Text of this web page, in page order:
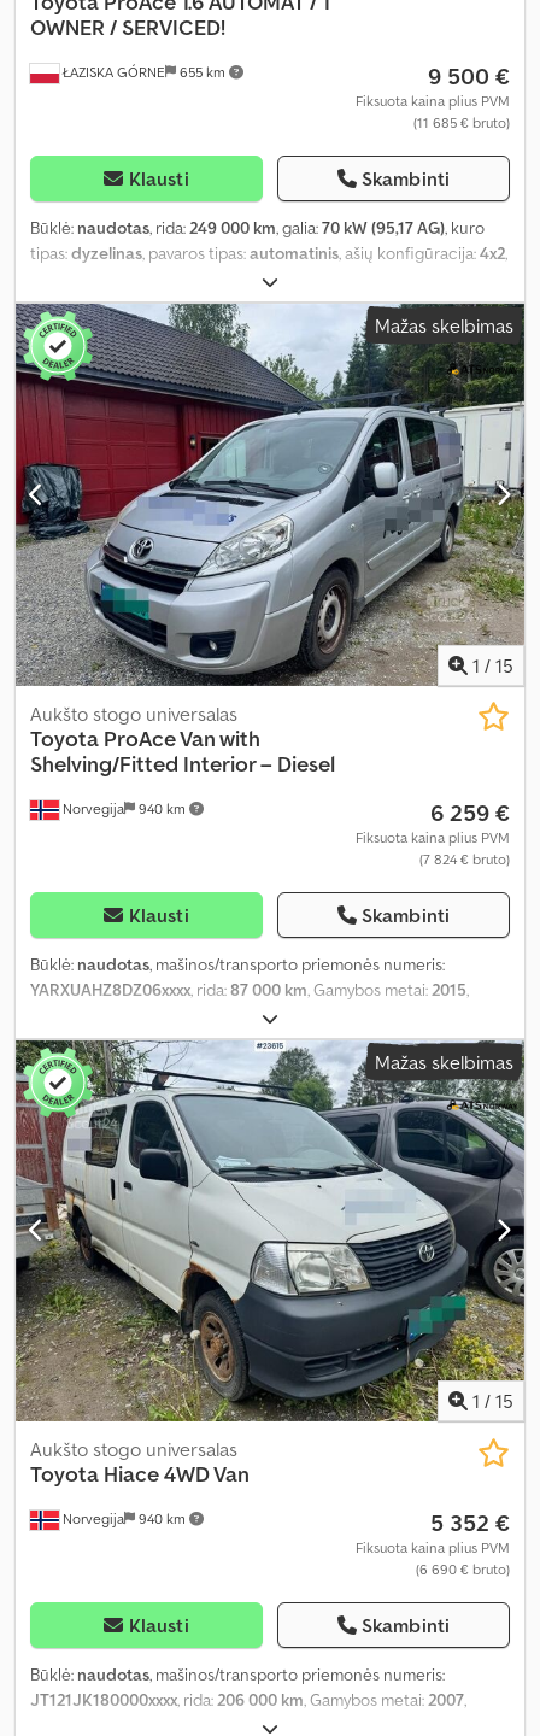
ŁAZISKA GÓRNE 655 km
OWNER / SERVICED!
9 500 €
Fiksuota kaina plius PVM
(11 685 € bruto)
Klausti Skambinti
Būklė: naudotas, rida:249 000 km, galia:70 kW (95,17 AG), kuro
tipas:dyzelinas, pavaros tipas:automatinis, ašių konfigūracija:4x2,
, pirmoji registracija:
ilgis:2 050 mm, krovinių skyriaus plotis:1 600 mm, krovos erdvės
aukštis:1 200 mm, krovinio erdvės tūris: , kuro bako talpa:60 l,
emisijos klasė:Euro 6, spalva:sidabras , pakaba:plienas, padangos
dydis:215/60R16, ankstesnių savininkų skaičius:1, Gamybos metai:
2018, Įranga:ABS, borto kompiuteris, centrinis užraktas,
diferencialo užraktas, imobilaizerio sistema, kruizo kontrolė, oro
kondicionavimas, priekabos jungtis, priešrūkiniai žibintai,
sėdynės šildytuvas, vairo stiprintuvas
Mažas skelbimas
1 / 15
Norvegija 940 km
Aukšto stogo universalas
Toyota ProAce Van with
Shelving/Fitted Interior – Diesel
6 259 €
Fiksuota kaina plius PVM
(7 824 € bruto)
Klausti Skambinti
Būklė: naudotas, mašinos/transporto priemonės numeris:
YARXUAHZ8DZ06xxxx , rida:87 000 km , Gamybos metai: 2015
Mažas skelbimas
1 / 15
Norvegija 940 km
Aukšto stogo universalas
Toyota Hiace 4WD Van
5 352 €
Fiksuota kaina plius PVM
(6 690 € bruto)
Klausti Skambinti
Būklė: naudotas, mašinos/transporto priemonės numeris:
JT121JK180000xxxx, rida:206 000 km, Gamybos metai:2007,